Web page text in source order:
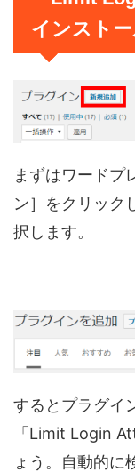
インスト
まずはワードプ
ン］をクリック
択します。
するとプラグイ
「Limit Login
ょう。自動的に